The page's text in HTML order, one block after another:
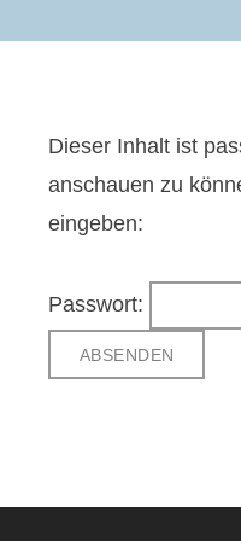
Dieser Inhalt ist
anschauen zu
eingeben:
Passwort: